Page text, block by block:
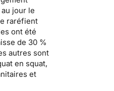
jour le
raréfient
ont été
de 30 %
autres sont
en squat,
et